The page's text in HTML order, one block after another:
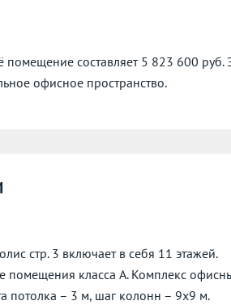
помещение составляет 5 823 600
офисное пространство.
cтр. 3 включает в себя 11 этажей.
помещения класса А. Комплекс
потолка – 3 м, шаг колонн – 9x9 м.